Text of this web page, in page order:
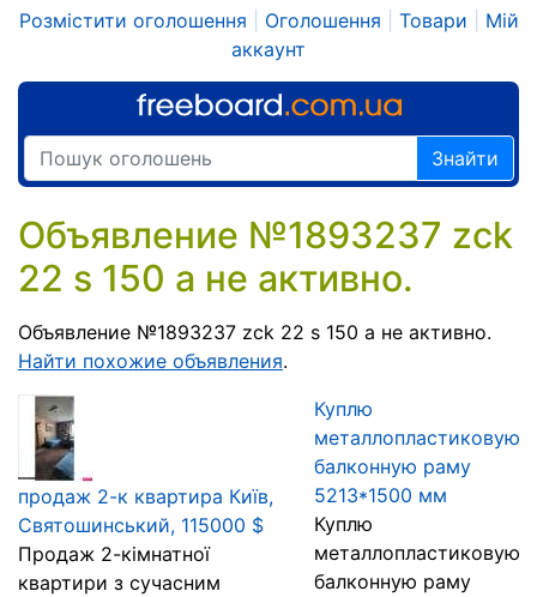
Розмістити оголошення Оголошення Товари
Мій
аккаунт
Знайти
Объявление №1893237 zck
22 s 150 a не активно.
Объявление №1893237 zck 22 s 150 a не активно.
Найти похожие объявления.
продаж 2-к квартира Київ,
Святошинський, 115000 $
Продаж 2-кімнатної
квартири з сучасним
Куплю
металлопластиковую
балконную раму
5213*1500 мм
Куплю
металлопластиковую
балконную раму